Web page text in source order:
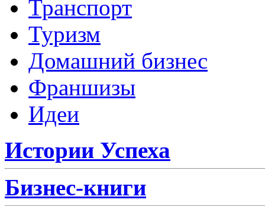
Транспорт
Туризм
Домашний бизнес
Франшизы
Идеи
Истории Успеха
Бизнес-книги